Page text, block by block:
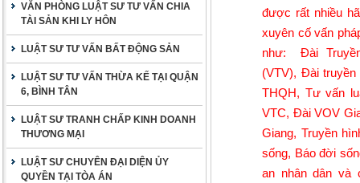
VĂN PHÒNG LUẬT SƯ TƯ VẤN CHIA
TÀI SẢN KHI LY HÔN
LUẬT SƯ TƯ VẤN BẤT ĐỘNG SẢN
LUẬT SƯ TƯ VẤN THỪA KẾ TẠI QUẬN
6, BÌNH TÂN
LUẬT SƯ TRANH CHẤP KINH DOANH
THƯƠNG MẠI
LUẬT SƯ CHUYÊN ĐẠI DIỆN ỦY
QUYỀN TẠI TÒA ÁN
được rất nhiều
xuyên cố vấn
như: Đài
(VTV), Đài truyền
THQH, Tư vấn
VTC, Đài VOV
Giang, Truyền
sống, Báo đời
an nhân dân và